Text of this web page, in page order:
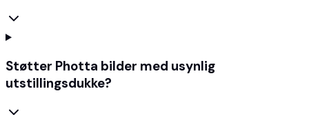
Støtter Photta bilder med usynlig
utstillingsdukke?